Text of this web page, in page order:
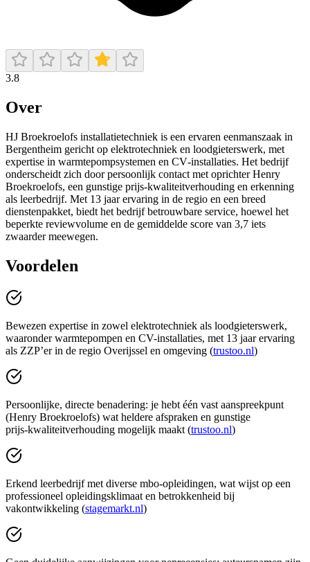
3.8
Over
HJ Broekroelofs installatietechniek is een ervaren eenmanszaak in
Bergentheim gericht op elektrotechniek en loodgieterswerk, met
expertise in warmtepompsystemen en CV‑installaties. Het bedrijf
onderscheidt zich door persoonlijk contact met oprichter Henry
Broekroelofs, een gunstige prijs‑kwaliteitverhouding en erkenning
als leerbedrijf. Met 13 jaar ervaring in de regio en een breed
dienstenpakket, biedt het bedrijf betrouwbare service, hoewel het
beperkte reviewvolume en de gemiddelde score van 3,7 iets
zwaarder meewegen.
Voordelen
Bewezen expertise in zowel elektrotechniek als loodgieterswerk,
waaronder warmtepompen en CV-installaties, met 13 jaar ervaring
als ZZP’er in de regio Overijssel en omgeving (trustoo.nl)
Persoonlijke, directe benadering: je hebt één vast aanspreekpunt
(Henry Broekroelofs) wat heldere afspraken en gunstige
prijs‑kwaliteitverhouding mogelijk maakt (trustoo.nl)
Erkend leerbedrijf met diverse mbo‑opleidingen, wat wijst op een
professioneel opleidingsklimaat en betrokkenheid bij
vakontwikkeling (stagemarkt.nl)